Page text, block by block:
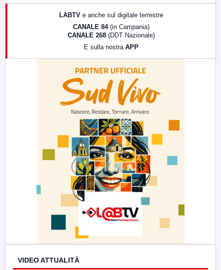
LABTV e anche sul digitale terrestre
CANALE 84 (in Campania)
CANALE 268 (DDT Nazionale)
E sulla nostra APP
VIDEO ATTUALITÀ